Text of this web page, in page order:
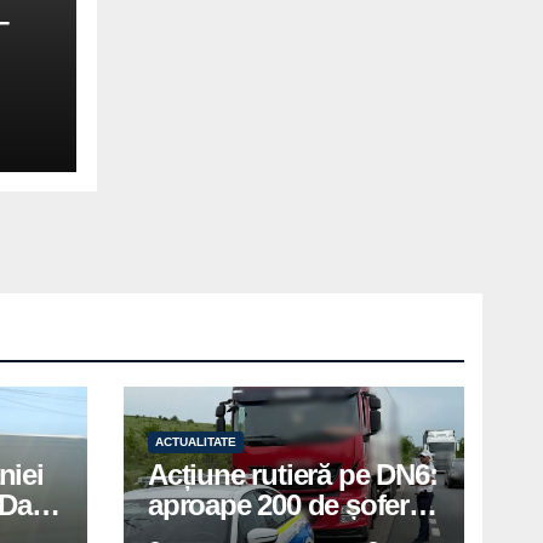
ACTUALITATE
Acțiune rutieră pe DN6:
aproape 200 de șoferi
amendați de polițiștii